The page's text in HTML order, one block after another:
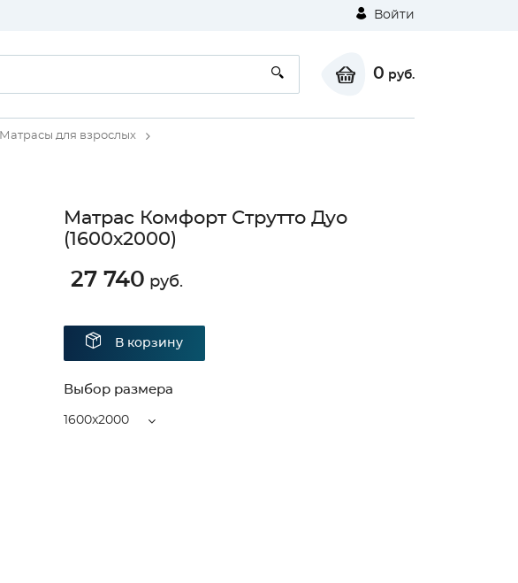
Войти
0 руб.
Матрасы для взрослых
Матрас Комфорт Струтто Дуо
(1600х2000)
27 740 руб.
В корзину
Выбор размера
1600x2000